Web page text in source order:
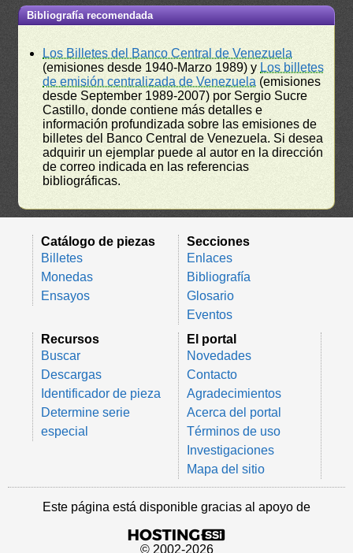
Bibliografía recomendada
Los Billetes del Banco Central de Venezuela
(emisiones desde 1940-Marzo 1989) y Los billetes
de emisión centralizada de Venezuela (emisiones
desde September 1989-2007) por Sergio Sucre
Castillo, donde contiene más detalles e
información profundizada sobre las emisiones de
billetes del Banco Central de Venezuela. Si desea
adquirir un ejemplar puede al autor en la dirección
de correo indicada en las referencias
bibliográficas.
Catálogo de piezas
Billetes
Monedas
Ensayos
Secciones
Enlaces
Bibliografía
Glosario
Eventos
Recursos
Buscar
Descargas
Identificador de pieza
Determine serie
especial
El portal
Novedades
Contacto
Agradecimientos
Acerca del portal
Términos de uso
Investigaciones
Mapa del sitio
Este página está disponible gracias al apoyo de
© 2002-2026